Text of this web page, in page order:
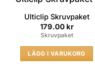
Ulticlip Skruvpaket
179.00 kr
Skruvpaket
LÄGG I VARUKORG